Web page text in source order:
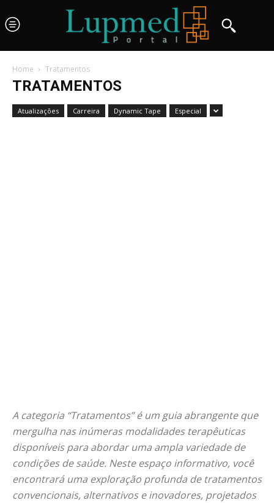
Home Tratamentos
TRATAMENTOS
Atualizações Carreira Dynamic Tape Especial
A categoria “Tratamentos” é um guia abrangente que
mergulha nas inúmeras modalidades terapêuticas
disponíveis para abordar uma ampla variedade de
condições de saúde. Neste espaço informativo, você
encontrará uma exploração profunda de tratamentos
convencionais, alternativos e inovadores, projetados